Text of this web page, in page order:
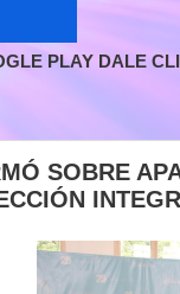
PLAY DALE
SOBRE